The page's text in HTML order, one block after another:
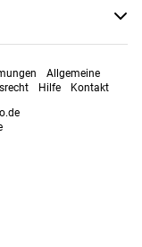
Allgemeine
Hilfe
Kontakt